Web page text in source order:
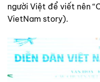
người Việt để viết nên
VietNam story).